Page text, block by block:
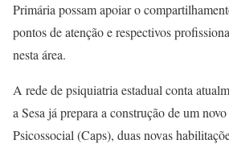
Primária possam apoiar o
pontos de atenção e respectivos
nesta área.
A rede de psiquiatria estadual conta
a Sesa já prepara a construção de um
Psicossocial (Caps), duas novas